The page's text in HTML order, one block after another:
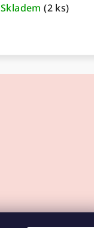
Skladem(2 ks)